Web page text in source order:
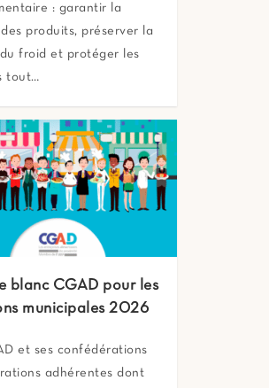
: garantir la
produits, préserver la
froid et protéger les
tout…
blanc CGAD pour les
municipales 2026
et ses confédérations
adhérentes dont